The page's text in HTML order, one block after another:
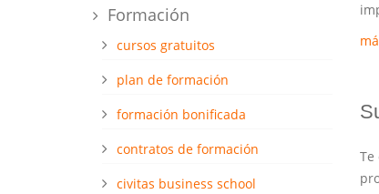
Formación
cursos gratuitos
plan de formación
formación bonificada
contratos de formación
civitas business school
Te